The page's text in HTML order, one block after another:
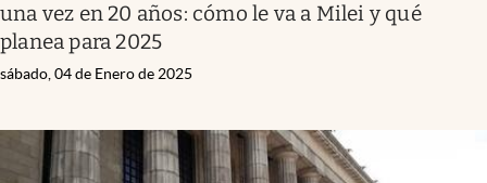
una vez en 20 años: cómo le va a Milei y qué
planea para 2025
sábado, 04 de Enero de 2025